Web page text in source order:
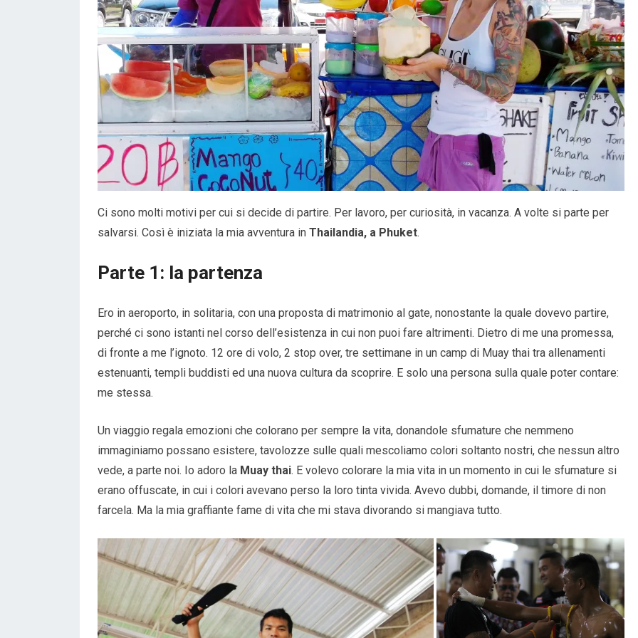
Ci sono molti motivi per cui si decide di partire. Per lavoro, per curiosità, in vacanza. A volte si parte per
salvarsi. Così è iniziata la mia avventura in Thailandia, a Phuket.
Parte 1: la partenza
Ero in aeroporto, in solitaria, con una proposta di matrimonio al gate, nonostante la quale dovevo partire,
perché ci sono istanti nel corso dell’esistenza in cui non puoi fare altrimenti. Dietro di me una promessa,
di fronte a me l’ignoto. 12 ore di volo, 2 stop over, tre settimane in un camp di Muay thai tra allenamenti
estenuanti, templi buddisti ed una nuova cultura da scoprire. E solo una persona sulla quale poter contare:
me stessa.
Un viaggio regala emozioni che colorano per sempre la vita, donandole sfumature che nemmeno
immaginiamo possano esistere, tavolozze sulle quali mescoliamo colori soltanto nostri, che nessun altro
vede, a parte noi. Io adoro la Muay thai. E volevo colorare la mia vita in un momento in cui le sfumature si
erano offuscate, in cui i colori avevano perso la loro tinta vivida. Avevo dubbi, domande, il timore di non
farcela. Ma la mia graffiante fame di vita che mi stava divorando si mangiava tutto.